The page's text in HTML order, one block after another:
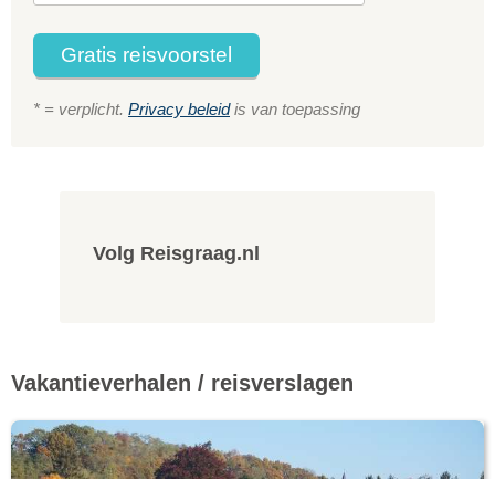
Gratis reisvoorstel
* = verplicht. Privacy beleidis van toepassing
Volg Reisgraag.nl
Vakantieverhalen / reisverslagen